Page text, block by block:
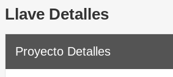
Llave Detalles
Proyecto Detalles